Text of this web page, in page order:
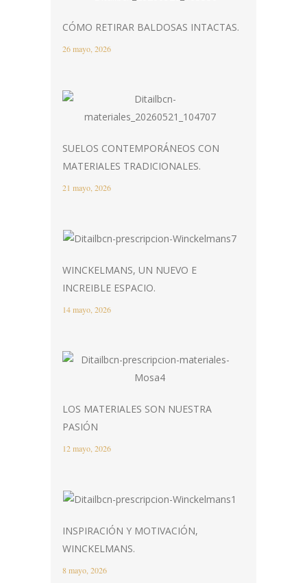
CÓMO RETIRAR BALDOSAS INTACTAS.
26 mayo, 2026
SUELOS CONTEMPORÁNEOS CON
MATERIALES TRADICIONALES.
21 mayo, 2026
WINCKELMANS, UN NUEVO E
INCREIBLE ESPACIO.
14 mayo, 2026
LOS MATERIALES SON NUESTRA
PASIÓN
12 mayo, 2026
INSPIRACIÓN Y MOTIVACIÓN,
WINCKELMANS.
8 mayo, 2026